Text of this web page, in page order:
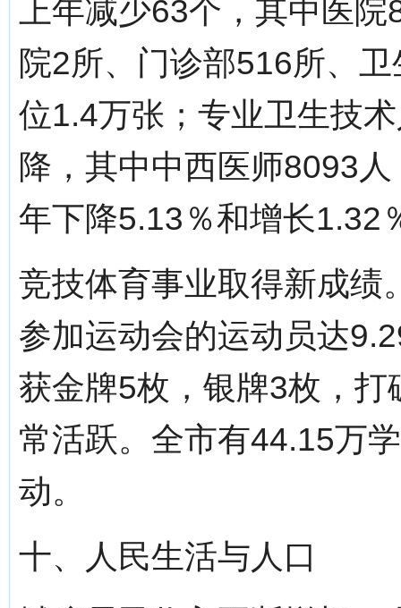
上年减少63个，其中医
院2所、门诊部516所、
位1.4万张；专业卫生技
降，其中中西医师8093
年下降5.13％和增长1.32
竞技体育事业取得新成绩
参加运动会的运动员达
获金牌5枚，银牌3枚，
常活跃。全市有44.15万
动。
十、人民生活与人口